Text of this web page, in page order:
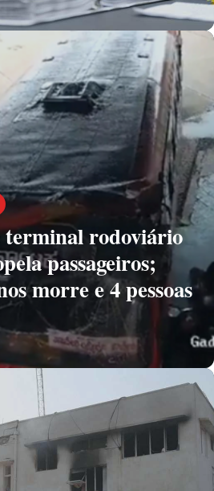
terminal rodoviário
passageiros;
morre e 4 pessoas